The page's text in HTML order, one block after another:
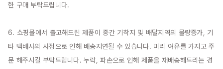
한 구매 부탁드립니다.
6. 쇼핑몰에서 출고해드린 제품이 중간 기착지 및 배달지역의 물량증가, 기
타 택배사의 사정으로 인해 배송지연될 수 있습니다. 미리 여유를 가지고 주
문 해주시길 부탁드립니다. 누락, 파손으로 인해 제품을 재배송해드리는 경